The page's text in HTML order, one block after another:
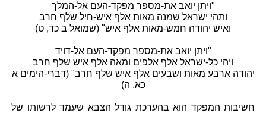
"ויתן יואב את-מספר מפקד-העם אל-המלך
ותהי ישראל שמנה מאות אלף איש-חיל שלף חרב
ואיש יהודה חמש-מאות אלף איש" (שמואל ב כד, ט)
"ויתן יואב את-מספר מפקד-העם אל-דויד
ויהי כל-ישראל אלף אלפים ומאה אלף איש שלף חרב
יהודה ארבע מאות ושבעים אלף איש שלף חרב" (דברי-הימים א
כא, ה)
חשיבות המפקד הוא בהערכת גודל הצבא שעמד לרשותו של